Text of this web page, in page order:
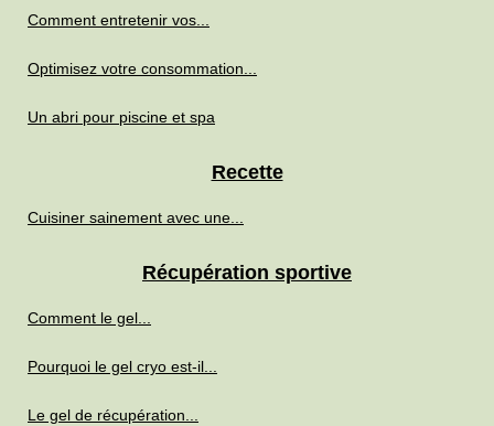
Comment entretenir vos...
Optimisez votre consommation...
Un abri pour piscine et spa
Recette
Cuisiner sainement avec une...
Récupération sportive
Comment le gel...
Pourquoi le gel cryo est-il...
Le gel de récupération...